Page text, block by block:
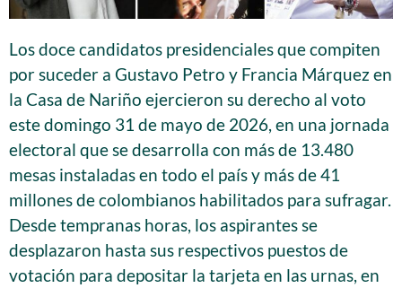
Los doce candidatos presidenciales que compiten
por suceder a Gustavo Petro y Francia Márquez en
la Casa de Nariño ejercieron su derecho al voto
este domingo 31 de mayo de 2026, en una jornada
electoral que se desarrolla con más de 13.480
mesas instaladas en todo el país y más de 41
millones de colombianos habilitados para sufragar.
Desde tempranas horas, los aspirantes se
desplazaron hasta sus respectivos puestos de
votación para depositar la tarjeta en las urnas, en